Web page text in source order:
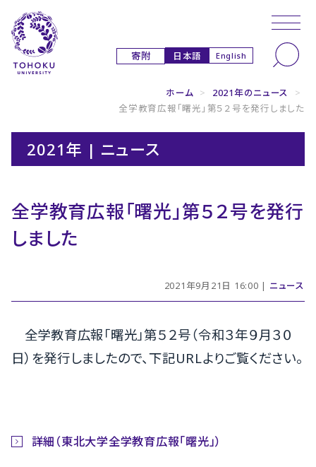
寄附 日本語 English
ホーム > 2021年のニュース
>
全学教育広報「曙光」第５２号を発行しました
2021年 | ニュース
全学教育広報「曙光」第５２号を発行
しました
2021年9月21日 16:00 | ニュース
全学教育広報「曙光」第５２号（令和３年９月３０
日）を発行しましたので、下記URLよりご覧ください。
詳細（東北大学全学教育広報「曙光」）